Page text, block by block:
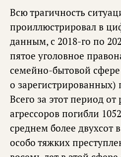
Всю трагичность
проиллюстрировал в
данным, с 2018-го по
пятое уголовное
семейно-бытовой
о зарегистрированных)
Всего за этот период
агрессоров погибли
среднем более двухсот
особо тяжких